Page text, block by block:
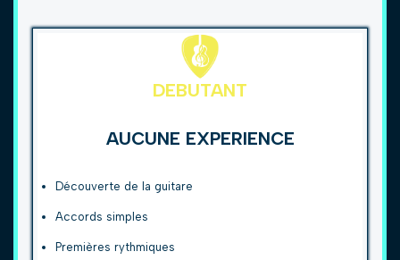
DEBUTANT
AUCUNE EXPERIENCE
Découverte de la guitare
Accords simples
Premières rythmiques